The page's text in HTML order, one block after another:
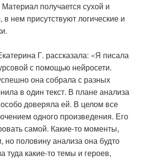
получается сухой и
нем присутствуют логические и
Г. рассказала: «Я писала
с помощью нейросети.
она собрала с разных
в один текст. В плане анализа
доверяла ей. В целом все
одного произведения. Его
самой. Какие-то моменты,
но половину анализа она будто
туда какие-то темы и героев,